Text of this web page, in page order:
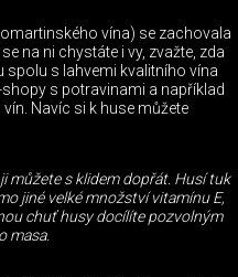
vína) se zachovala
na ni chystáte i vy, zvažte, zda
spolu s lahvemi kvalitního vína
s potravinami a například
Navíc si k huse můžete
můžete s klidem dopřát. Husí tuk
jiné velké množství vitamínu E,
chuť husy docílíte pozvolným
masa.